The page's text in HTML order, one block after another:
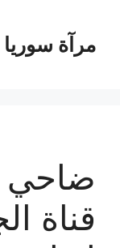
المحتوىمرآة سوريا
ضاحي
قناة